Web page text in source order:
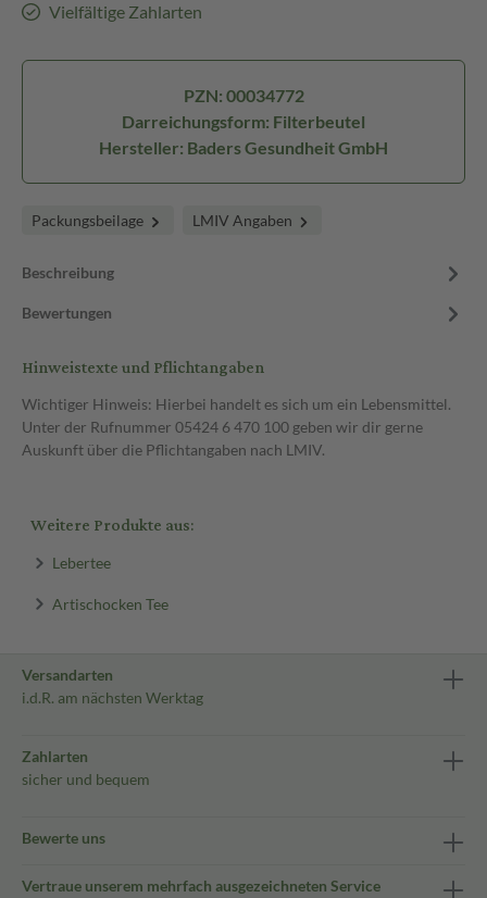
Vielfältige Zahlarten
PZN: 00034772
Darreichungsform: Filterbeutel
Hersteller: Baders Gesundheit GmbH
Packungsbeilage LMIV Angaben
Beschreibung
Bewertungen
Hinweistexte und Pflichtangaben
Wichtiger Hinweis: Hierbei handelt es sich um ein Lebensmittel.
Unter der Rufnummer 05424 6 470 100 geben wir dir gerne
Auskunft über die Pflichtangaben nach LMIV.
Weitere Produkte aus:
Lebertee
Artischocken Tee
Versandarten
i.d.R. am nächsten Werktag
Zahlarten
sicher und bequem
Bewerte uns
Vertraue unserem mehrfach ausgezeichneten Service